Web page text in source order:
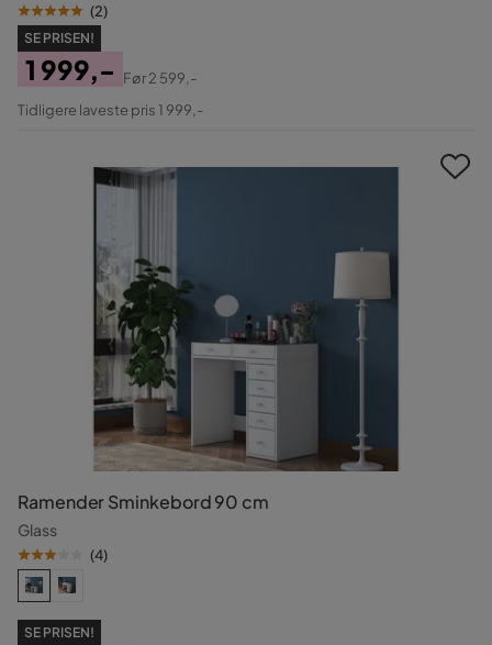
(2)
SE PRISEN!
Pris
1 999,-
Original
Før2 599,-
Tidligere laveste pris 1 999,-
Ramender Sminkebord 90 cm
Glass
(4)
SE PRISEN!